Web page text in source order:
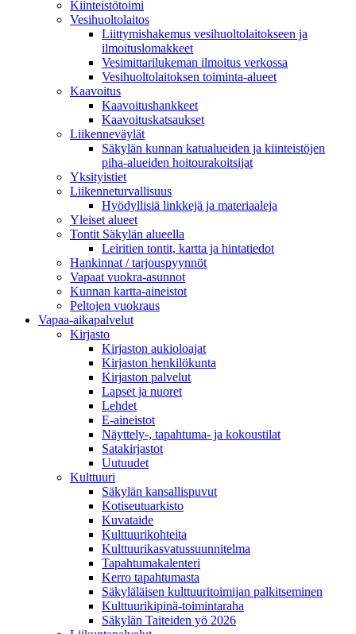
Kiinteistötoimi
Vesihuoltolaitos
Liittymishakemus vesihuoltolaitokseen ja
ilmoituslomakkeet
Vesimittarilukeman ilmoitus verkossa
Vesihuoltolaitoksen toiminta-alueet
Kaavoitus
Kaavoitushankkeet
Kaavoituskatsaukset
Liikenneväylät
Säkylän kunnan katualueiden ja kiinteistöjen
piha-alueiden hoitourakoitsijat
Yksityistiet
Liikenneturvallisuus
Hyödyllisiä linkkejä ja materiaaleja
Yleiset alueet
Tontit Säkylän alueella
Leiritien tontit, kartta ja hintatiedot
Hankinnat / tarjouspyynnöt
Vapaat vuokra-asunnot
Kunnan kartta-aineistot
Peltojen vuokraus
Vapaa-aika­palvelut
Kirjasto
Kirjaston aukioloajat
Kirjaston henkilökunta
Kirjaston palvelut
Lapset ja nuoret
Lehdet
E-aineistot
Näyttely-, tapahtuma- ja kokoustilat
Satakirjastot
Uutuudet
Kulttuuri
Säkylän kansallispuvut
Kotiseutuarkisto
Kuvataide
Kulttuurikohteita
Kulttuurikasvatussuunnitelma
Tapahtumakalenteri
Kerro tapahtumasta
Säkyläläisen kulttuuritoimijan palkitseminen
Kulttuurikipinä-toimintaraha
Säkylän Taiteiden yö 2026